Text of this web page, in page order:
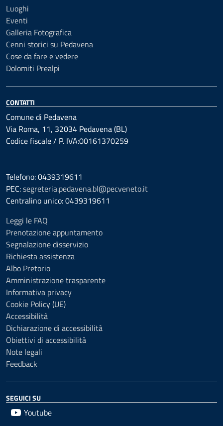
Luoghi
Eventi
Galleria Fotografica
Cenni storici su Pedavena
Cose da fare e vedere
Dolomiti Prealpi
CONTATTI
Comune di Pedavena
Via Roma, 11, 32034 Pedavena (BL)
Codice fiscale / P. IVA:00161370259
Telefono: 0439319611
PEC:segreteria.pedavena.bl@pecveneto.it
Centralino unico: 0439319611
Leggi le FAQ
Prenotazione appuntamento
Segnalazione disservizio
Richiesta assistenza
Albo Pretorio
Amministrazione trasparente
Informativa privacy
Cookie Policy (UE)
Accessibilità
Dichiarazione di accessibilità
Obiettivi di accessibilità
Note legali
Feedback
SEGUICI SU
Youtube